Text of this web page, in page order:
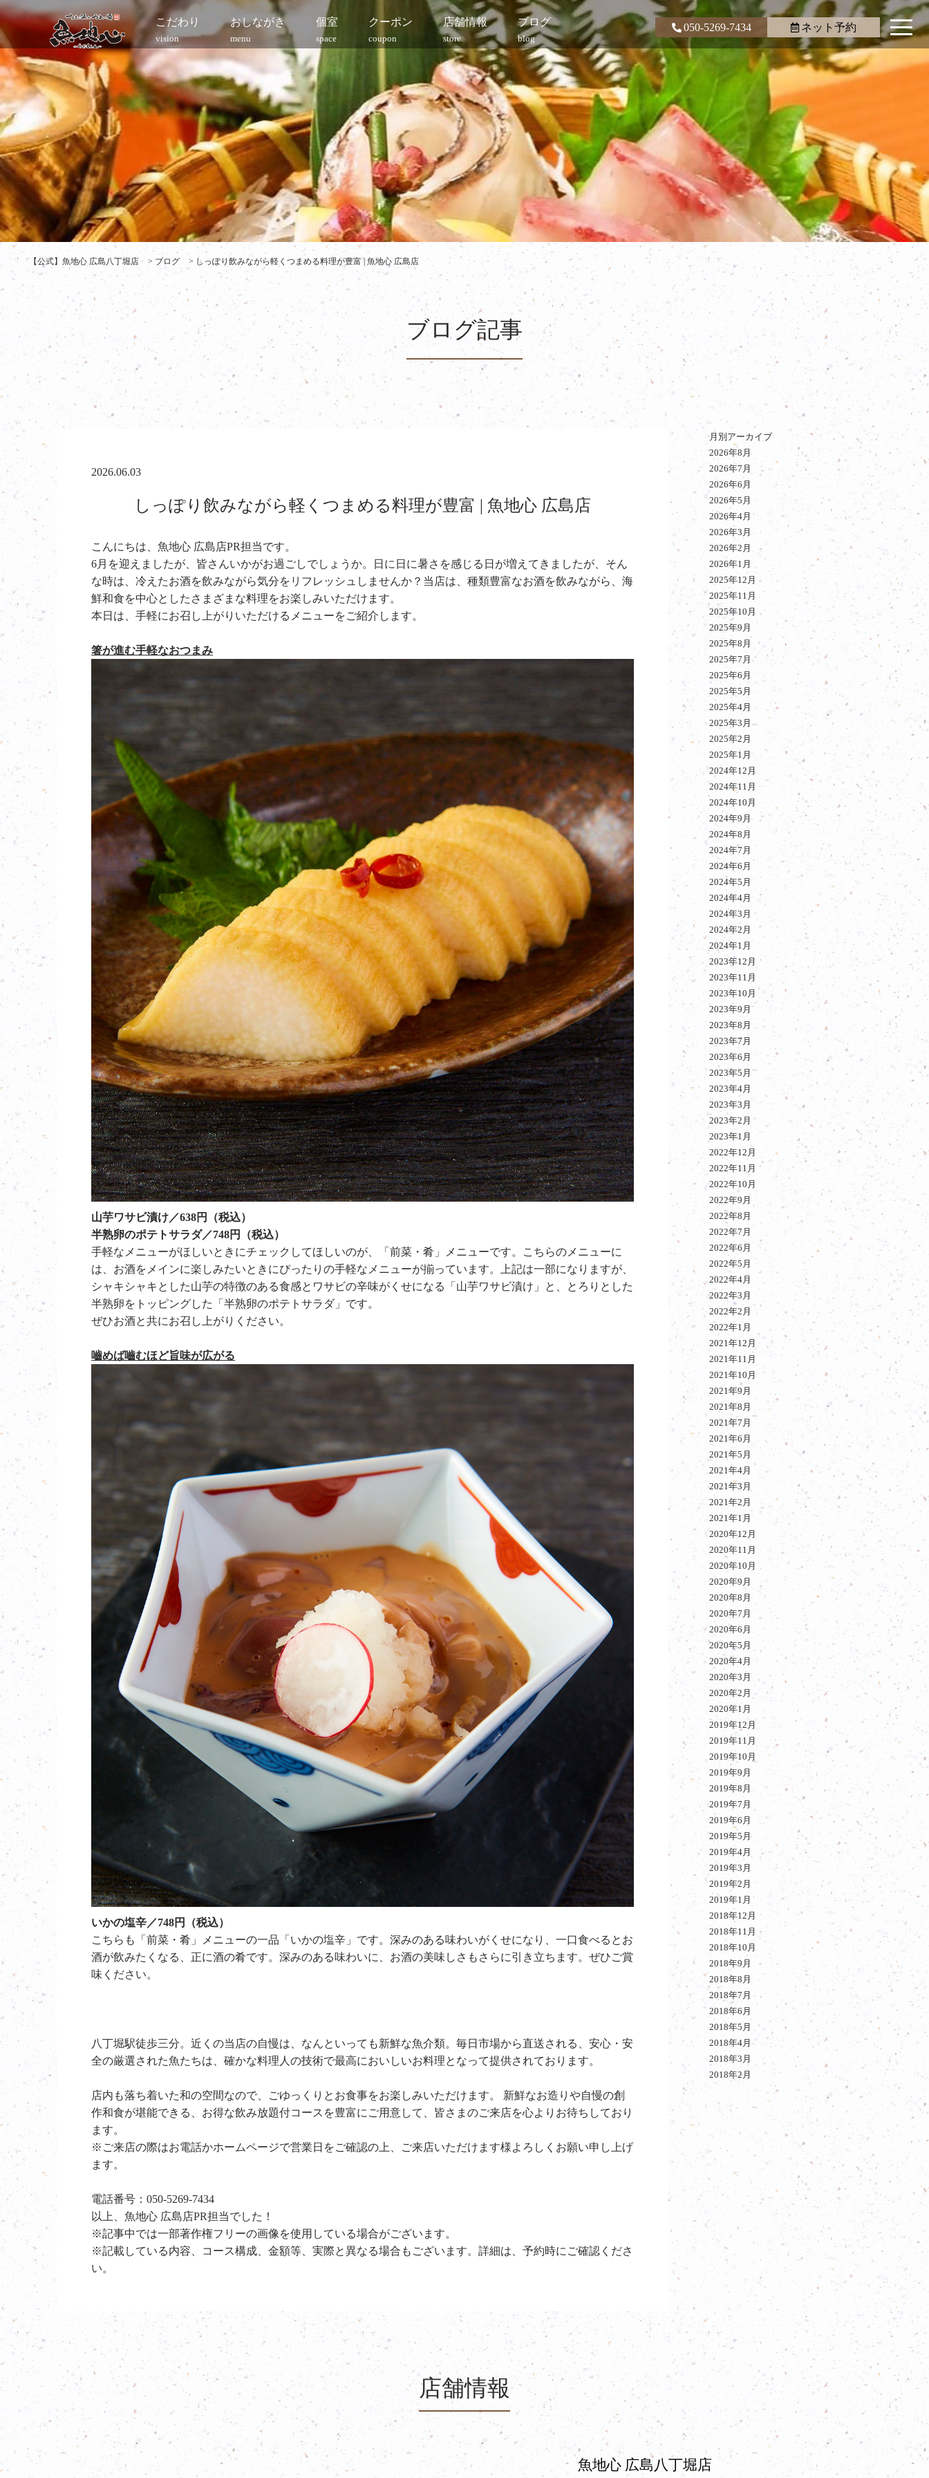
こだわり
vision
おしながき
menu
個室
space
クーポン
coupon
店舗情報
store
ブログ
blog
050-5269-7434 ネット予約
【公式】魚地心 広島八丁堀店 > ブログ > しっぽり飲みながら軽くつまめる料理が豊富 | 魚地心 広島店
ブログ記事
2026.06.03
しっぽり飲みながら軽くつまめる料理が豊富 | 魚地心 広島店
こんにちは、魚地心 広島店PR担当です。
6月を迎えましたが、皆さんいかがお過ごしでしょうか。日に日に暑さを感じる日が増えてきましたが、そん
な時は、冷えたお酒を飲みながら気分をリフレッシュしませんか？当店は、種類豊富なお酒を飲みながら、海
鮮和食を中心としたさまざまな料理をお楽しみいただけます。
本日は、手軽にお召し上がりいただけるメニューをご紹介します。
箸が進む手軽なおつまみ
山芋ワサビ漬け／638円（税込）
半熟卵のポテトサラダ／748円（税込）
手軽なメニューがほしいときにチェックしてほしいのが、「前菜・肴」メニューです。こちらのメニューに
は、お酒をメインに楽しみたいときにぴったりの手軽なメニューが揃っています。上記は一部になりますが、
シャキシャキとした山芋の特徴のある食感とワサビの辛味がくせになる「山芋ワサビ漬け」と、とろりとした
半熟卵をトッピングした「半熟卵のポテトサラダ」です。
ぜひお酒と共にお召し上がりください。
嚙めば嚙むほど旨味が広がる
いかの塩辛／748円（税込）
こちらも「前菜・肴」メニューの一品「いかの塩辛」です。深みのある味わいがくせになり、一口食べるとお
酒が飲みたくなる、正に酒の肴です。深みのある味わいに、お酒の美味しさもさらに引き立ちます。ぜひご賞
味ください。
八丁堀駅徒歩三分。近くの当店の自慢は、なんといっても新鮮な魚介類。毎日市場から直送される、安心・安
全の厳選された魚たちは、確かな料理人の技術で最高においしいお料理となって提供されております。
店内も落ち着いた和の空間なので、ごゆっくりとお食事をお楽しみいただけます。 新鮮なお造りや自慢の創
作和食が堪能できる、お得な飲み放題付コースを豊富にご用意して、皆さまのご来店を心よりお待ちしており
ます。
※ご来店の際はお電話かホームページで営業日をご確認の上、ご来店いただけます様よろしくお願い申し上げ
ます。
電話番号：050-5269-7434
以上、魚地心 広島店PR担当でした！
※記事中では一部著作権フリーの画像を使用している場合がございます。
※記載している内容、コース構成、金額等、実際と異なる場合もございます。詳細は、予約時にご確認くださ
い。
月別アーカイブ
2026年8月
2026年7月
2026年6月
2026年5月
2026年4月
2026年3月
2026年2月
2026年1月
2025年12月
2025年11月
2025年10月
2025年9月
2025年8月
2025年7月
2025年6月
2025年5月
2025年4月
2025年3月
2025年2月
2025年1月
2024年12月
2024年11月
2024年10月
2024年9月
2024年8月
2024年7月
2024年6月
2024年5月
2024年4月
2024年3月
2024年2月
2024年1月
2023年12月
2023年11月
2023年10月
2023年9月
2023年8月
2023年7月
2023年6月
2023年5月
2023年4月
2023年3月
2023年2月
2023年1月
2022年12月
2022年11月
2022年10月
2022年9月
2022年8月
2022年7月
2022年6月
2022年5月
2022年4月
2022年3月
2022年2月
2022年1月
2021年12月
2021年11月
2021年10月
2021年9月
2021年8月
2021年7月
2021年6月
2021年5月
2021年4月
2021年3月
2021年2月
2021年1月
2020年12月
2020年11月
2020年10月
2020年9月
2020年8月
2020年7月
2020年6月
2020年5月
2020年4月
2020年3月
2020年2月
2020年1月
2019年12月
2019年11月
2019年10月
2019年9月
2019年8月
2019年7月
2019年6月
2019年5月
2019年4月
2019年3月
2019年2月
2019年1月
2018年12月
2018年11月
2018年10月
2018年9月
2018年8月
2018年7月
2018年6月
2018年5月
2018年4月
2018年3月
2018年2月
店舗情報
魚地心 広島八丁堀店